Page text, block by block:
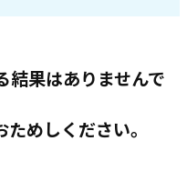
結果はありませんで
めしください。